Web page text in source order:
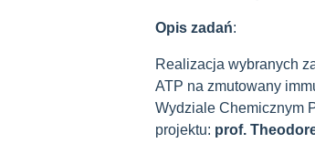
Opis zadań:
Realizacja wybranych
ATP na zmutowany
Wydziale Chemicznym
projektu: prof.